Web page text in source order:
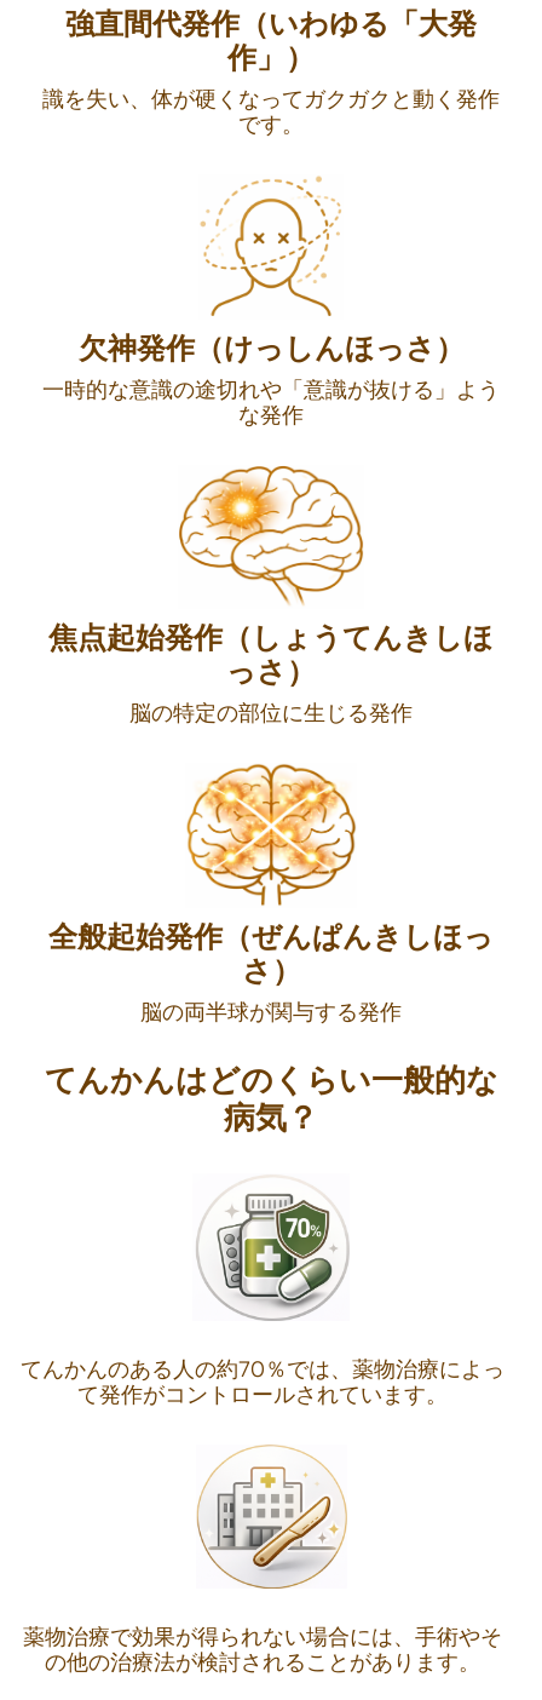
強直間代発作（いわゆる「大発
作」）
識を失い、体が硬くなってガクガクと動く発作
です。
欠神発作（けっしんほっさ）
一時的な意識の途切れや「意識が抜ける」よう
な発作
焦点起始発作（しょうてんきしほ
っさ）
脳の特定の部位に生じる発作
全般起始発作（ぜんぱんきしほっ
さ）
脳の両半球が関与する発作
てんかんはどのくらい一般的な
病気？
てんかんのある人の約70％では、薬物治療によっ
て発作がコントロールされています。
薬物治療で効果が得られない場合には、手術やそ
の他の治療法が検討されることがあります。